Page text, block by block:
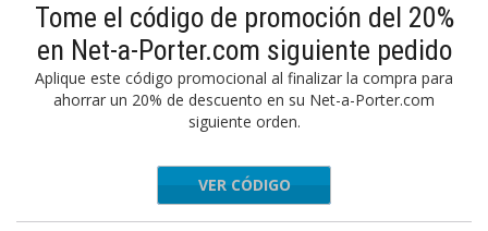
Tome el código de promoción del 20%
en Net-a-Porter.com siguiente pedido
Aplique este código promocional al finalizar la compra para
ahorrar un 20% de descuento en su Net-a-Porter.com
siguiente orden.
EXTRA20
VER CÓDIGO